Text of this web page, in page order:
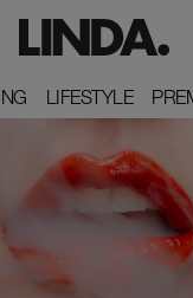
LIFESTYLE
LIFESTYLE